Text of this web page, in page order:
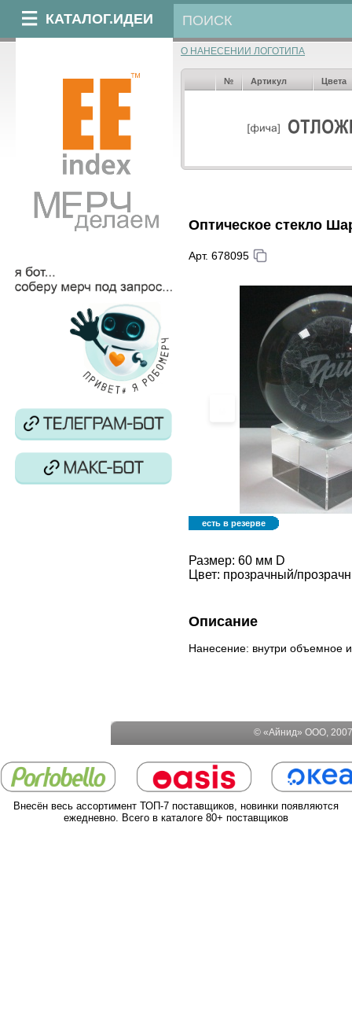
КАТАЛОГ.ИДЕИ
О НАНЕСЕНИИ ЛОГОТИПА
№ Артикул Цвета
Оптическое стекло
Арт. 678095
есть в резерве
Размер: 60 мм D
Цвет: прозрачный/
Описание
Нанесение: внутри объемное
© «Айнид» ООО,
Внесён весь ассортимент ТОП-7 поставщиков, новинки появляются
ежедневно. Всего в каталоге 80+ поставщиков